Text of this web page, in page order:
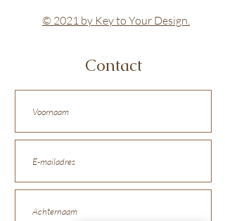
© 2021 by Key to Your Design.
Contact